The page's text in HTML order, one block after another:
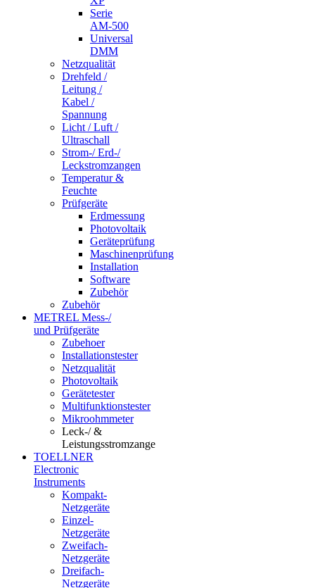
Serie
AM-500
Universal
DMM
Netzqualität
Drehfeld /
Leitung /
Kabel /
Spannung
Licht / Luft /
Ultraschall
Strom-/ Erd-/
Leckstromzangen
Temperatur &
Feuchte
Prüfgeräte
Erdmessung
Photovoltaik
Geräteprüfung
Maschinenprüfung
Installation
Software
Zubehör
Zubehör
METREL Mess-/
und Prüfgeräte
Zubehoer
Installationstester
Netzqualität
Photovoltaik
Gerätetester
Multifunktionstester
Mikroohmmeter
Leck-/ &
Leistungsstromzange
TOELLNER
Electronic
Instruments
Kompakt-
Netzgeräte
Einzel-
Netzgeräte
Zweifach-
Netzgeräte
Dreifach-
Netzgeräte